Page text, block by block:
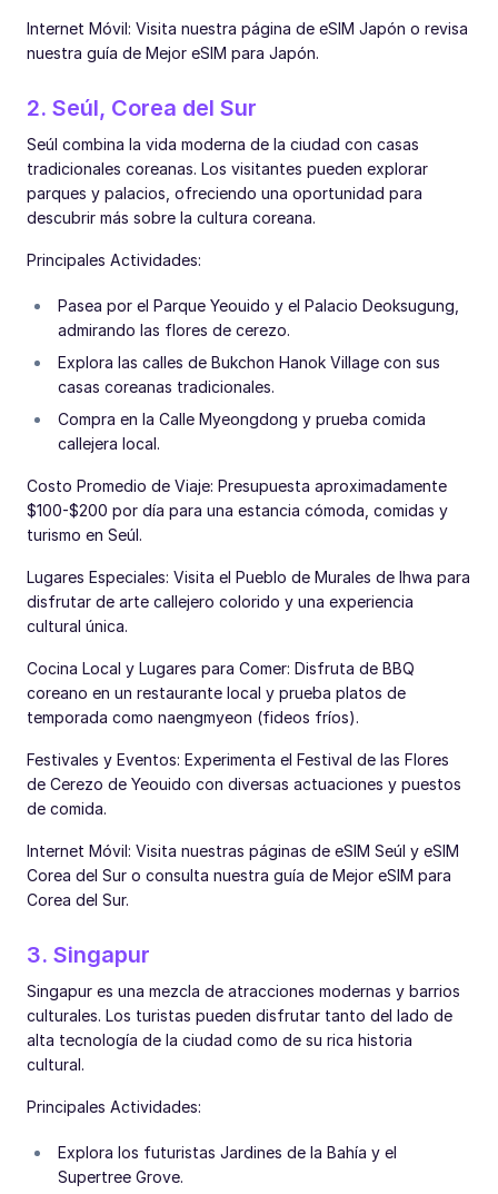
Internet Móvil: Visita nuestra página de eSIM Japón o revisa
nuestra guía de Mejor eSIM para Japón.
2. Seúl, Corea del Sur
Seúl combina la vida moderna de la ciudad con casas
tradicionales coreanas. Los visitantes pueden explorar
parques y palacios, ofreciendo una oportunidad para
descubrir más sobre la cultura coreana.
Principales Actividades:
Pasea por el Parque Yeouido y el Palacio Deoksugung,
admirando las flores de cerezo.
Explora las calles de Bukchon Hanok Village con sus
casas coreanas tradicionales.
Compra en la Calle Myeongdong y prueba comida
callejera local.
Costo Promedio de Viaje: Presupuesta aproximadamente
$100-$200 por día para una estancia cómoda, comidas y
turismo en Seúl.
Lugares Especiales: Visita el Pueblo de Murales de Ihwa para
disfrutar de arte callejero colorido y una experiencia
cultural única.
Cocina Local y Lugares para Comer: Disfruta de BBQ
coreano en un restaurante local y prueba platos de
temporada como naengmyeon (fideos fríos).
Festivales y Eventos: Experimenta el Festival de las Flores
de Cerezo de Yeouido con diversas actuaciones y puestos
de comida.
Internet Móvil: Visita nuestras páginas de eSIM Seúl y eSIM
Corea del Sur o consulta nuestra guía de Mejor eSIM para
Corea del Sur.
3. Singapur
Singapur es una mezcla de atracciones modernas y barrios
culturales. Los turistas pueden disfrutar tanto del lado de
alta tecnología de la ciudad como de su rica historia
cultural.
Principales Actividades:
Explora los futuristas Jardines de la Bahía y el
Supertree Grove.